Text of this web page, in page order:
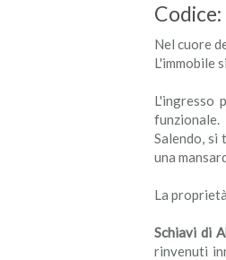
Nel cuore
L'immobile
L'ingresso
funzionale.
Salendo, si
una
La
Schiavi di
rinvenuti